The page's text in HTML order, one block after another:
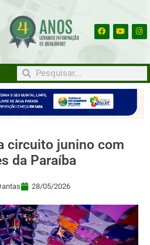
circuito junino com
da Paraíba
28/05/2026